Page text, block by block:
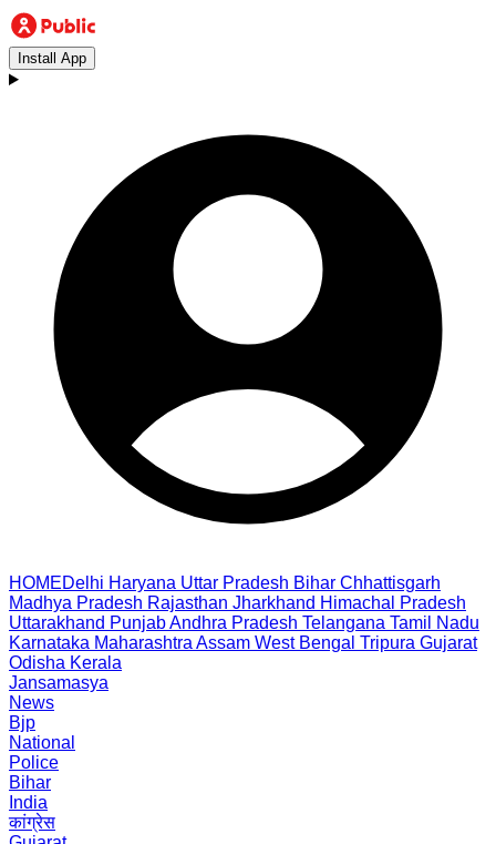
Install App
HOMEDelhi Haryana Uttar Pradesh Bihar Chhattisgarh
Madhya Pradesh Rajasthan Jharkhand Himachal Pradesh
Uttarakhand PunjabAndhra Pradesh Telangana Tamil Nadu
Karnataka Maharashtra Assam West Bengal Tripura Gujarat
Odisha Kerala
Jansamasya
News
Bjp
National
Police
Bihar
India
कांग्रेस